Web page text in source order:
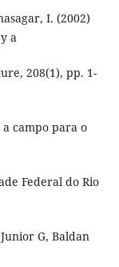
I. (2002)
a
208(1), pp. 1-
a campo para o
Federal do Rio
G, Baldan